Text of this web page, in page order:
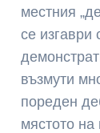
местния
се изгаври
възмути
пореден
мястото на